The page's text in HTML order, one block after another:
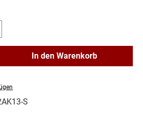
Gib den gewünschten
In den Warenkorb
S